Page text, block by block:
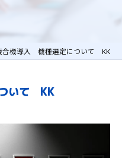
合機導入 機種選定について KK
いて KK